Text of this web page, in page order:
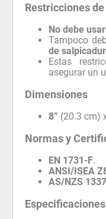
Restricciones de
No debe
Tampoco
de
Estas
asegurar un
Dimensiones
8” (20.3 cm)
Normas y
EN 1731-F.
ANSI/ISEA
AS/NZS 1337